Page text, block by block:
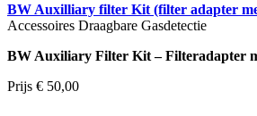
BW Auxilliary filter Kit (filter adapter
Accessoires Draagbare Gasdetectie
BW Auxiliary Filter Kit – Filteradapter
Prijs € 50,00